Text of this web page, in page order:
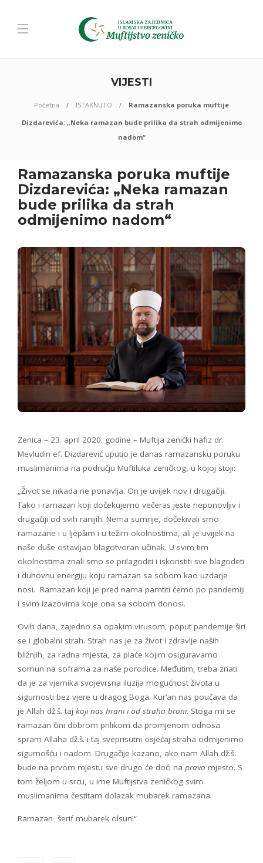
VIJESTI
Početna ISTAKNUTO
Ramazanska poruka muftije
Dizdarevića: „Neka ramazan bude prilika da strah odmijenimo
nadom“
Ramazanska poruka muftije
Dizdarevića: „Neka ramazan
bude prilika da strah
odmijenimo nadom“
Zenica – 23. april 2020. godine – Muftija zenički hafiz dr.
Mevludin ef. Dizdarević uputio je danas ramazansku poruku
muslimanima na području Muftiluka zeničkog, u kojoj stoji:
„Život se nikada ne ponavlja. On je uvijek nov i drugačiji.
Tako i ramazan koji dočekujemo večeras jeste neponovljiv i
drugačiji od svih ranijih. Nema sumnje, dočekivali smo
ramazane i u ljepšim i u težim okolnostima, ali je uvijek na
naše duše ostavljao blagotvoran učinak. U svim tim
okolnostima znali smo se prilagoditi i iskoristiti sve blagodeti
i duhovnu energiju koju ramazan sa sobom kao uzdarje
nosi. Ramazan koji je pred nama pamtiti ćemo po pandemiji
i svim izazovima koje ona sa sobom donosi.
Ovih dana, zajedno sa opakim virusom, poput pandemije širi
se i globalni strah. Strah nas je za život i zdravlje naših
bližnjih, za radna mjesta, za plaće kojim osiguravamo
somun na soframa za naše porodice. Međutim, treba znati
da je za vjernika svojevrsna iluzija mogućnost života u
sigurnosti bez vjere u dragog Boga. Kur’an nas poučava da
je Allah dž.š. taj koji nas hrani i od straha brani. Stoga mi se
ramazan čini dobrom prilikom da promjenom odnosa
spram Allaha dž.š. i taj sveprisutni osjećaj straha odmijenimo
sigurnošću i nadom. Drugačije kazano, ako nam Allah dž.š.
bude na prvom mjestu sve drugo će doći na pravo mjesto. S
tom željom u srcu, u ime Muftijstva zeničkog svim
muslimanima čestitam dolazak mubarek ramazana.
Ramazan šerif mubarek olsun.“